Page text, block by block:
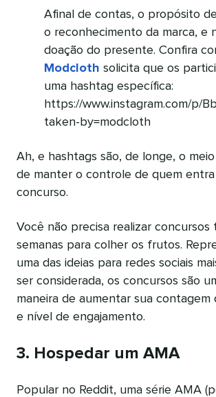
Afinal de contas, o propósito
o reconhecimento da marca, e
doação do presente. Confira
Modcloth solicita que os
uma hashtag específica:
https://www.instagram.com/p/
taken-by=modcloth
Ah, e hashtags são, de longe, o meio
de manter o controle de quem
concurso.
Você não precisa realizar concursos
semanas para colher os frutos.
uma das ideias para redes sociais
ser considerada, os concursos são
maneira de aumentar sua contagem
e nível de engajamento.
3. Hospedar um AMA
Popular no Reddit, uma série AMA